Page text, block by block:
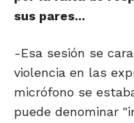
sus pares...
-Esa sesión se
violencia en las
micrófono se
puede denominar